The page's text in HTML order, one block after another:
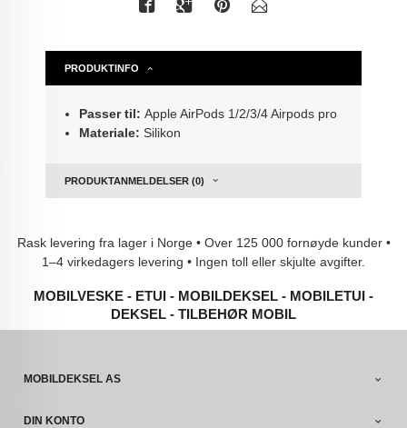
PRODUKTINFO
Passer til: Apple AirPods 1/2/3/4 Airpods pro
Materiale: Silikon
PRODUKTANMELDELSER (0)
Rask levering fra lager i Norge • Over 125 000 fornøyde kunder •
1–4 virkedagers levering • Ingen toll eller skjulte avgifter.
MOBILVESKE - ETUI - MOBILDEKSEL - MOBILETUI -
DEKSEL - TILBEHØR MOBIL
MOBILDEKSEL AS
DIN KONTO